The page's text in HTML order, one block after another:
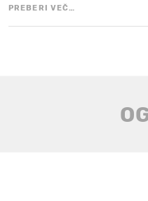
PREBERI VEČ…